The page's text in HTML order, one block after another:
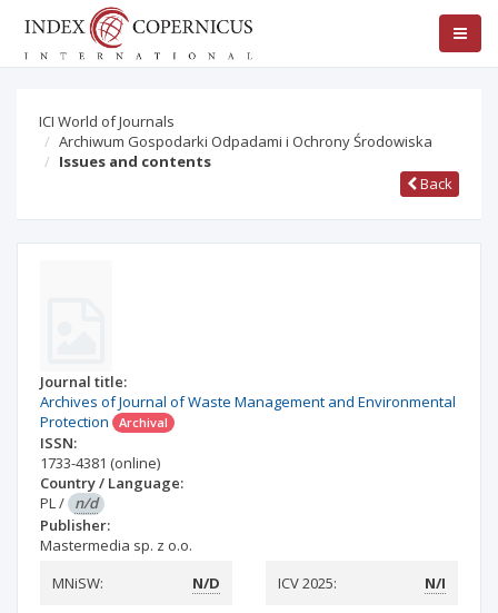
ICI World of Journals
Archiwum Gospodarki Odpadami i Ochrony Środowiska
Issues and contents
Back
Journal title:
Archives of Journal of Waste Management and Environmental
Protection
Archival
ISSN:
1733-4381 (online)
Country / Language:
PL/ n/d
Publisher:
Mastermedia sp. z o.o.
MNiSW:
N/D ICV 2025: N/I